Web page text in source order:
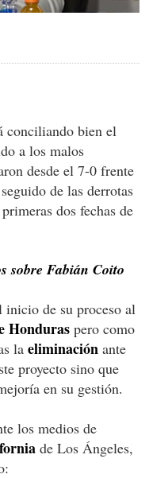
conciliando bien el
a los malos
desde el 7-0 frente
de las derrotas
dos fechas de
sobre Fabián Coito
de su proceso al
Honduras pero como
la eliminación ante
proyecto sino que
en su gestión.
los medios de
de Los Ángeles,